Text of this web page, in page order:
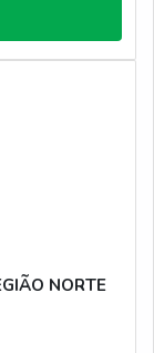
NORTE